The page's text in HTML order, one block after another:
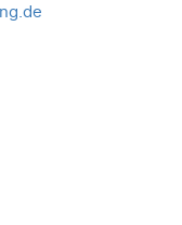
de